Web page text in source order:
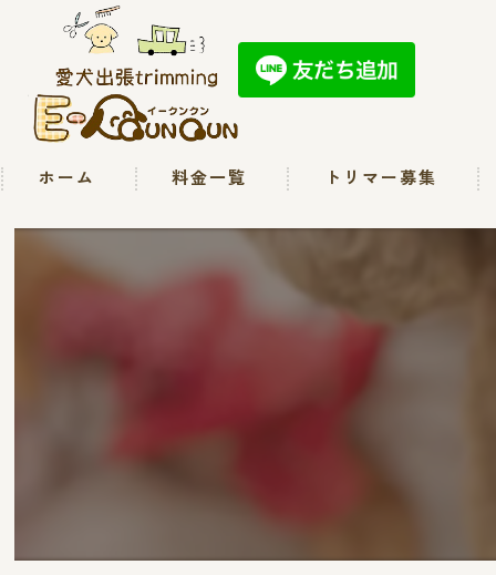
ホーム 料金一覧 トリマー募集